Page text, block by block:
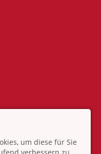
um diese für Sie